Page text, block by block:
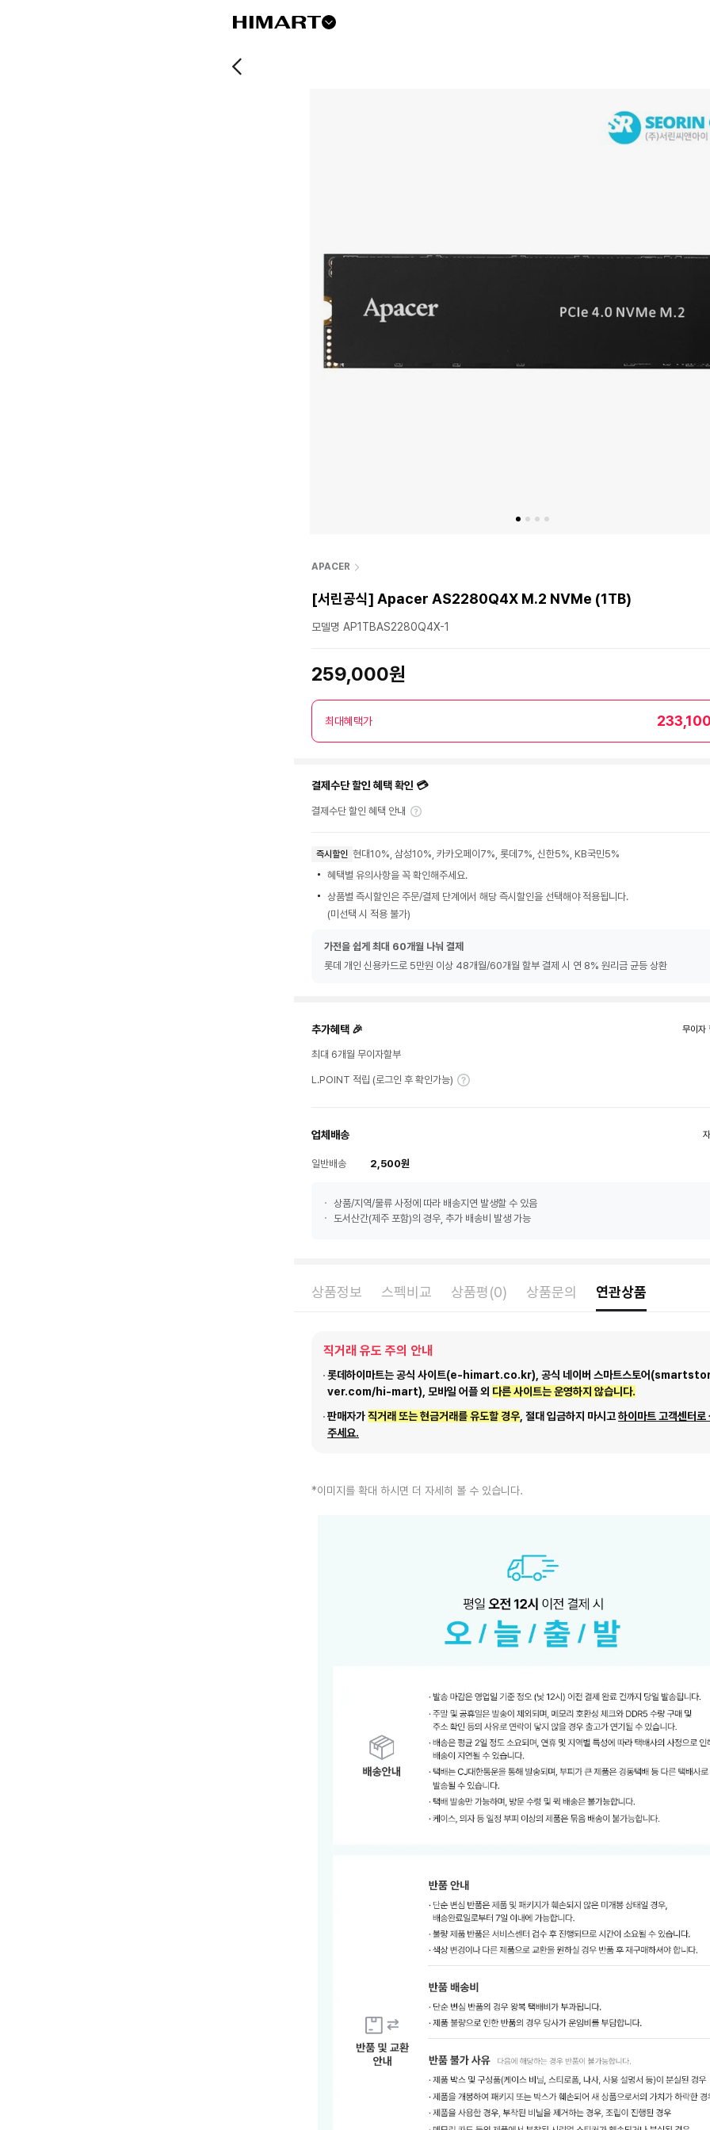
APACER
[서린공식] Apacer AS2280Q4X M.2 NVMe (1TB)
모델명 AP1TBAS2280Q4X-1
259,000원
최대혜택가
결제수단 할인 혜택 확인 💳
결제수단 할인 혜택 안내
즉시할인 현대10%, 삼성10%, 카카오페이7%, 롯데7%, 신한5%, KB국민5%
혜택별 유의사항을 꼭 확인해주세요.
상품별 즉시할인은 주문/결제 단계에서 해당 즉시할인을 선택해야 적용됩니다.
(미선택 시 적용 불가)
가전을 쉽게 최대 60개월 나눠 결제
롯데 개인 신용카드로 5만원 이상 48개월/60개월 할부 결제 시 연 8% 원리금 균등 상환
추가혜택 🎉 무이자
최대 6개월 무이자할부
L.POINT 적립 (로그인 후 확인가능)
업체배송
일반배송 2,500원
상품/지역/물류 사정에 따라 배송지연 발생할 수 있음
도서산간(제주 포함)의 경우, 추가 배송비 발생 가능
상품정보 스펙비교 상품평(0) 상품문의 연관상품
직거래 유도 주의 안내
롯데하이마트는 공식 사이트(e-himart.co.kr), 공식 네이버 스마트스토어
ver.com/hi-mart), 모바일 어플 외 다른 사이트는 운영하지 않습니다.
판매자가직거래 또는 현금거래를 유도할 경우 , 절대 입금하지 마시고하이마트 고객센터로
주세요.
*이미지를 확대 하시면 더 자세히 볼 수 있습니다.